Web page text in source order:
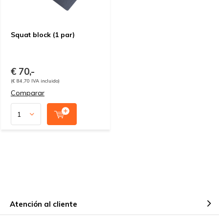
Squat block (1 par)
€ 70,-
(€ 84,70 IVA incluido)
Comparar
Atención al cliente